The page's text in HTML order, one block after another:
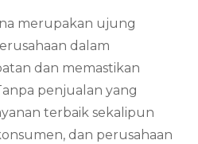
merupakan ujung
dalam
dan memastikan
penjualan yang
terbaik sekalipun
dan perusahaan